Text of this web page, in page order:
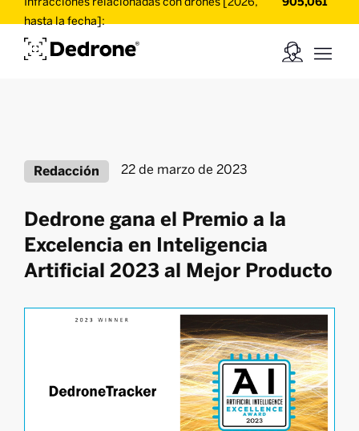
hasta la fecha]:
Redacción 22 de marzo de 2023
Dedrone gana el Premio a la
Excelencia en Inteligencia
Artificial 2023 al Mejor Producto